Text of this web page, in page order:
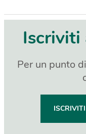
Iscriviti
Per un punto